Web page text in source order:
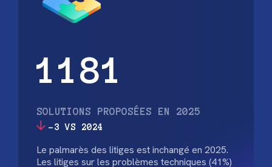
1181
SOLUTIONS PROPOSÉES EN 2025
-3 VS 2024
Le palmarès des litiges est inchangé en 2025.
Les litiges sur les problèmes techniques (41%)